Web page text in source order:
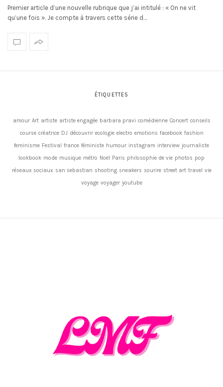
Premier article d’une nouvelle rubrique que j’ai intitulé : « On ne vit
qu’une fois ». Je compte à travers cette série d…
ÉTIQUETTES
amour Art artiste artiste engagée barbara pravi comédienne Concert conseils
course créatrice DJ découvrir ecologie electro emotions facebook fashion
feminisme Festival france féministe humour instagram interview journaliste
lookbook mode musique métro Noël Paris philosophie de vie photos pop
réseaux sociaux san sebastian shooting sneakers sourire street art travel vie
voyage voyager youtube